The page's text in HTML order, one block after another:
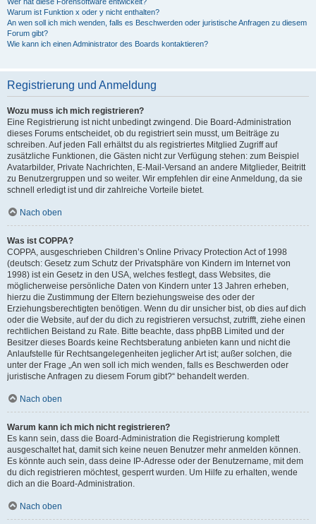
Warum ist Funktion x oder y nicht enthalten?
An wen soll ich mich wenden, falls es Beschwerden oder juristische Anfragen zu diesem
Forum gibt?
Wie kann ich einen Administrator des Boards kontaktieren?
Registrierung und Anmeldung
Wozu muss ich mich registrieren?
Eine Registrierung ist nicht unbedingt zwingend. Die Board-Administration
dieses Forums entscheidet, ob du registriert sein musst, um Beiträge zu
schreiben. Auf jeden Fall erhältst du als registriertes Mitglied Zugriff auf
zusätzliche Funktionen, die Gästen nicht zur Verfügung stehen: zum Beispiel
Avatarbilder, Private Nachrichten, E-Mail-Versand an andere Mitglieder, Beitritt
zu Benutzergruppen und so weiter. Wir empfehlen dir eine Anmeldung, da sie
schnell erledigt ist und dir zahlreiche Vorteile bietet.
Nach oben
Was ist COPPA?
COPPA, ausgeschrieben Children’s Online Privacy Protection Act of 1998
(deutsch: Gesetz zum Schutz der Privatsphäre von Kindern im Internet von
1998) ist ein Gesetz in den USA, welches festlegt, dass Websites, die
möglicherweise persönliche Daten von Kindern unter 13 Jahren erheben,
hierzu die Zustimmung der Eltern beziehungsweise des oder der
Erziehungsberechtigten benötigen. Wenn du dir unsicher bist, ob dies auf dich
oder die Website, auf der du dich zu registrieren versuchst, zutrifft, ziehe einen
rechtlichen Beistand zu Rate. Bitte beachte, dass phpBB Limited und der
Besitzer dieses Boards keine Rechtsberatung anbieten kann und nicht die
Anlaufstelle für Rechtsangelegenheiten jeglicher Art ist; außer solchen, die
unter der Frage „An wen soll ich mich wenden, falls es Beschwerden oder
juristische Anfragen zu diesem Forum gibt?“ behandelt werden.
Nach oben
Warum kann ich mich nicht registrieren?
Es kann sein, dass die Board-Administration die Registrierung komplett
ausgeschaltet hat, damit sich keine neuen Benutzer mehr anmelden können.
Es könnte auch sein, dass deine IP-Adresse oder der Benutzername, mit dem
du dich registrieren möchtest, gesperrt wurden. Um Hilfe zu erhalten, wende
dich an die Board-Administration.
Nach oben